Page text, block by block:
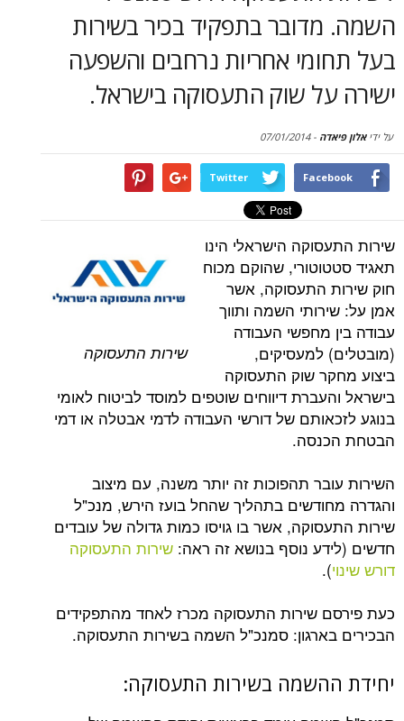
בתפקיד בכיר בשירות
אחריות נרחבים והשפעה
שוק התעסוקה בישראל.
-
07/01/2014
Twitter
שירות התעסוקה
הישראלי הינו
שהוקם מכוח
התעסוקה, אשר
השמה ותווך
מחפשי העבודה
למעסיקים,
שוק התעסוקה
דיווחים שוטפים למוסד לביטוח לאומי
של דורשי העבודה לדמי אבטלה או דמי
תהפוכות זה יותר משנה, עם מיצוב
בתהליך שהחל בועז הירש, מנכ"ל
אשר בו גויסו כמות גדולה של עובדים
נוסף בנושא זה ראה:שירות התעסוקה
).
שירות התעסוקה מכרז לאחד מהתפקידים
סמנכ"ל השמה בשירות התעסוקה.
בשירות התעסוקה: